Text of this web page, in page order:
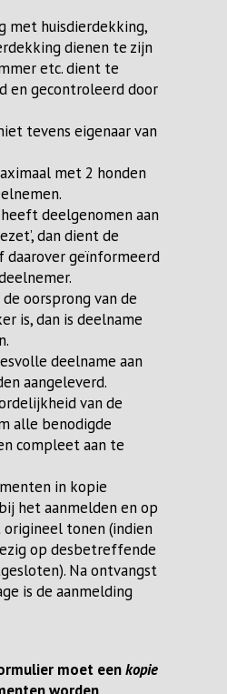
met huisdierdekking,
dienen te zijn
etc. dient te
en gecontroleerd door
tevens eigenaar van
met 2 honden
deelgenomen aan
dan dient de
daarover geïnformeerd
oorsprong van de
is, dan is deelname
deelname aan
aangeleverd.
van de
alle benodigde
compleet aan te
in kopie
het aanmelden en op
origineel tonen (indien
op desbetreffende
Na ontvangst
is de aanmelding
moet eenkopie